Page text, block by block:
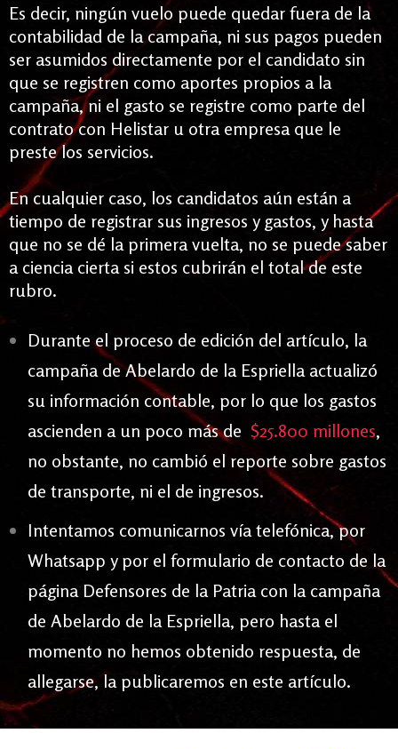
Es decir, ningún vuelo puede quedar fuera de la
contabilidad de la campaña, ni sus pagos pueden
ser asumidos directamente por el candidato sin
que se registren como aportes propios a la
campaña, ni el gasto se registre como parte del
contrato con Helistar u otra empresa que le
preste los servicios.
En cualquier caso, los candidatos aún están a
tiempo de registrar sus ingresos y gastos, y hasta
que no se dé la primera vuelta, no se puede saber
a ciencia cierta si estos cubrirán el total de este
rubro.
Durante el proceso de edición del artículo, la
campaña de Abelardo de la Espriella actualizó
su información contable, por lo que los gastos
ascienden a un poco más de $25.800 millones,
no obstante, no cambió el reporte sobre gastos
de transporte, ni el de ingresos.
Intentamos comunicarnos vía telefónica, por
Whatsapp y por el formulario de contacto de la
página Defensores de la Patria con la campaña
de Abelardo de la Espriella, pero hasta el
momento no hemos obtenido respuesta, de
allegarse, la publicaremos en este artículo.